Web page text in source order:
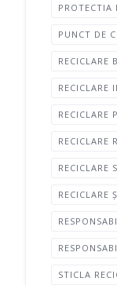
PROTECTIA
PUNCT DE
RECICLARE
RECICLARE
RECICLARE
RECICLARE
RECICLARE
RECICLARE
STICLA